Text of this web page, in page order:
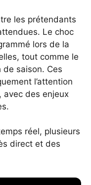
les prétendants
Le choc
lors de la
tout comme le
saison. Ces
l’attention
avec des enjeux
réel, plusieurs
direct et des